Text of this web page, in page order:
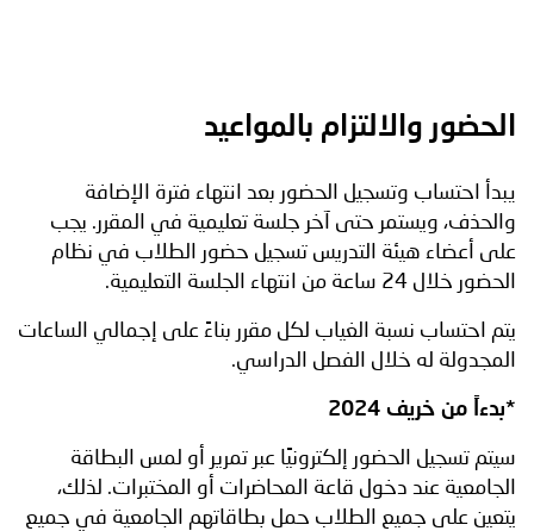
الحضور والالتزام بالمواعيد
يبدأ احتساب وتسجيل الحضور بعد انتهاء فترة الإضافة
والحذف، ويستمر حتى آخر جلسة تعليمية في المقرر. يجب
على أعضاء هيئة التدريس تسجيل حضور الطلاب في نظام
الحضور خلال 24 ساعة من انتهاء الجلسة التعليمية.
يتم احتساب نسبة الغياب لكل مقرر بناءً على إجمالي الساعات
المجدولة له خلال الفصل الدراسي.
*بدءاً من خريف 2024
سيتم تسجيل الحضور إلكترونيًا عبر تمرير أو لمس البطاقة
الجامعية عند دخول قاعة المحاضرات أو المختبرات. لذلك،
يتعين على جميع الطلاب حمل بطاقاتهم الجامعية في جميع